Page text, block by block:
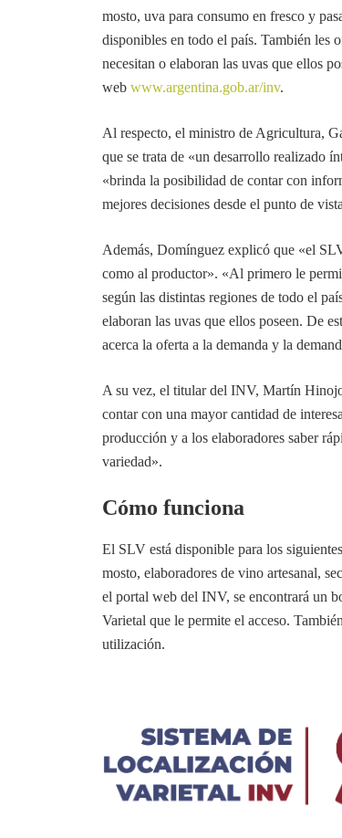
mosto, uva para consumo en fresco y
disponibles en todo el país. También les
necesitan o elaboran las uvas que ellos
web www.argentina.gob.ar/inv.
Al respecto, el ministro de Agricultura,
que se trata de «un desarrollo realizado
«brinda la posibilidad de contar con
mejores decisiones desde el punto de
Además, Domínguez explicó que «el
como al productor». «Al primero le
según las distintas regiones de todo el
elaboran las uvas que ellos poseen. De
acerca la oferta a la demanda y la
A su vez, el titular del INV, Martín
contar con una mayor cantidad de
producción y a los elaboradores saber
variedad».
Cómo funciona
El SLV está disponible para los
mosto, elaboradores de vino artesanal,
el portal web del INV, se encontrará un
Varietal que le permite el acceso.
utilización.